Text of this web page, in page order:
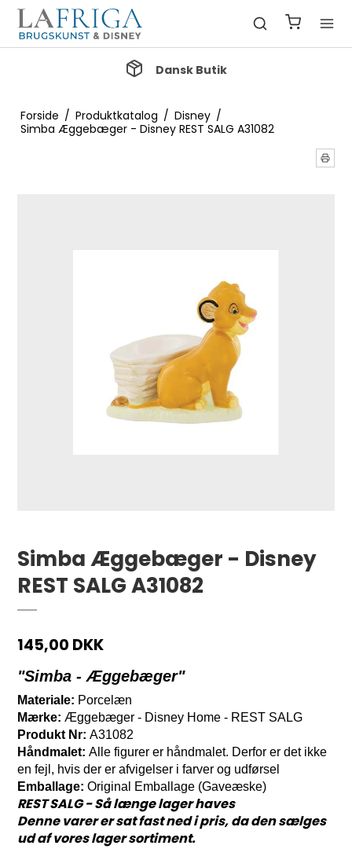
Gratis Fragt ved køb over 1000 kr.
Forside / Produktkatalog / Disney /
Simba Æggebæger - Disney REST SALG A31082
Simba Æggebæger - Disney
REST SALG A31082
145,00 DKK
"Simba - Æggebæger"
Materiale: Porcelæn
Mærke: Æggebæger - Disney Home - REST SALG
Produkt Nr: A31082
Håndmalet: Alle figurer er håndmalet. Derfor er det ikke
en fejl, hvis der er afvigelser i farver og udførsel
Emballage: Original Emballage (Gaveæske)
REST SALG - Så længe lager haves
Denne varer er sat fast ned i pris, da den sælges
ud af vores lager sortiment.